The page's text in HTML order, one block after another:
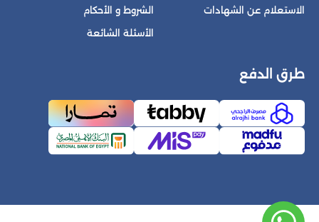
الاستعلام عن الشهادات الشروط و الأحكام
الأسئلة الشائعة
طرق الدفع